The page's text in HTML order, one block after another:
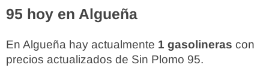
95 hoy en Algueña
En Algueña hay actualmente 1 gasolineras con
precios actualizados de Sin Plomo 95.